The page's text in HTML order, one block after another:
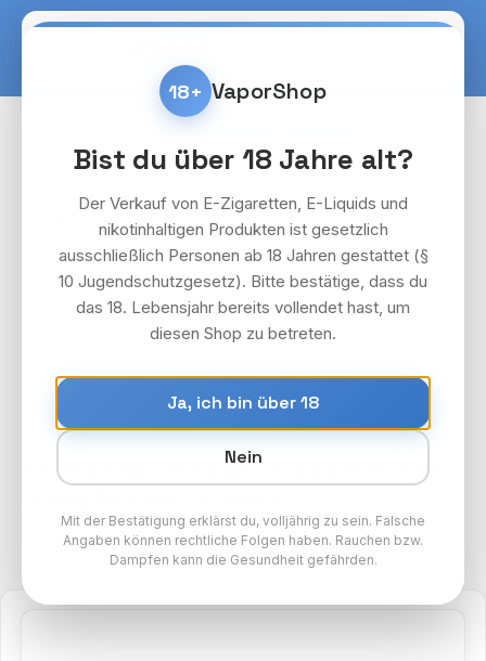
Zum Hauptinhalt springen
Bildergalerie überspringen
10x RandM Tornado Strawberry Kiwi
RandM Tornado Pods Paket
18+ VaporShop
Bist du über 18 Jahre alt?
Der Verkauf von E-Zigaretten, E-Liquids und
nikotinhaltigen Produkten ist gesetzlich
ausschließlich Personen ab 18 Jahren gestattet (§
10 Jugendschutzgesetz). Bitte bestätige, dass du
das 18. Lebensjahr bereits vollendet hast, um
diesen Shop zu betreten.
Ja, ich bin über 18
Nein
Mit der Bestätigung erklärst du, volljährig zu sein. Falsche
Angaben können rechtliche Folgen haben. Rauchen bzw.
Dampfen kann die Gesundheit gefährden.